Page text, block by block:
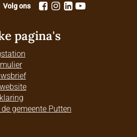
Volg ons
pagina's
gemeente Putten